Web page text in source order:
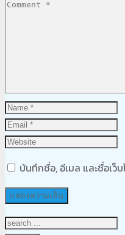
บันทึกชื่อ, อีเมล และชื่อเว็